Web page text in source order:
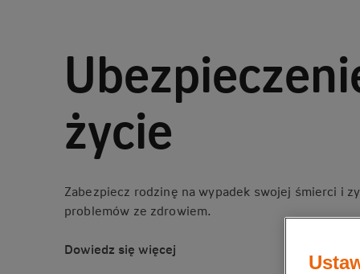
życie
Zabezpiecz rodzinę na wypadek swojej śmierci i
problemów ze zdrowiem.
Dowiedz się więcej